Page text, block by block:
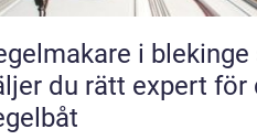
i blekinge så
du rätt expert för